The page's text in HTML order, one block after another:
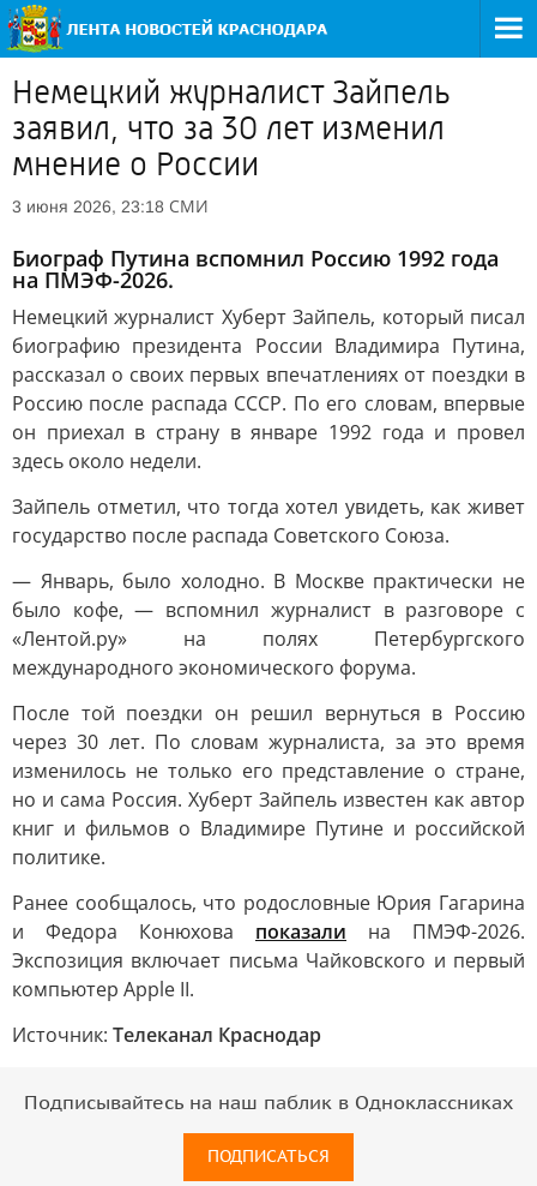
Немецкий журналист Зайпель
заявил, что за 30 лет изменил
мнение о России
3 июня 2026, 23:18 СМИ
Биограф Путина вспомнил Россию 1992 года
на ПМЭФ-2026.
Немецкий журналист Хуберт Зайпель, который писал
биографию президента России Владимира Путина,
рассказал о своих первых впечатлениях от поездки в
Россию после распада СССР. По его словам, впервые
он приехал в страну в январе 1992 года и провел
здесь около недели.
Зайпель отметил, что тогда хотел увидеть, как живет
государство после распада Советского Союза.
— Январь, было холодно. В Москве практически не
было кофе, — вспомнил журналист в разговоре с
«Лентой.ру» на полях Петербургского
международного экономического форума.
После той поездки он решил вернуться в Россию
через 30 лет. По словам журналиста, за это время
изменилось не только его представление о стране,
но и сама Россия. Хуберт Зайпель известен как автор
книг и фильмов о Владимире Путине и российской
политике.
Ранее сообщалось, что родословные Юрия Гагарина
и Федора Конюхова показали на ПМЭФ-2026.
Экспозиция включает письма Чайковского и первый
компьютер Apple II.
Источник: Телеканал Краснодар
Подписывайтесь на наш паблик в Одноклассниках
ПОДПИСАТЬСЯ